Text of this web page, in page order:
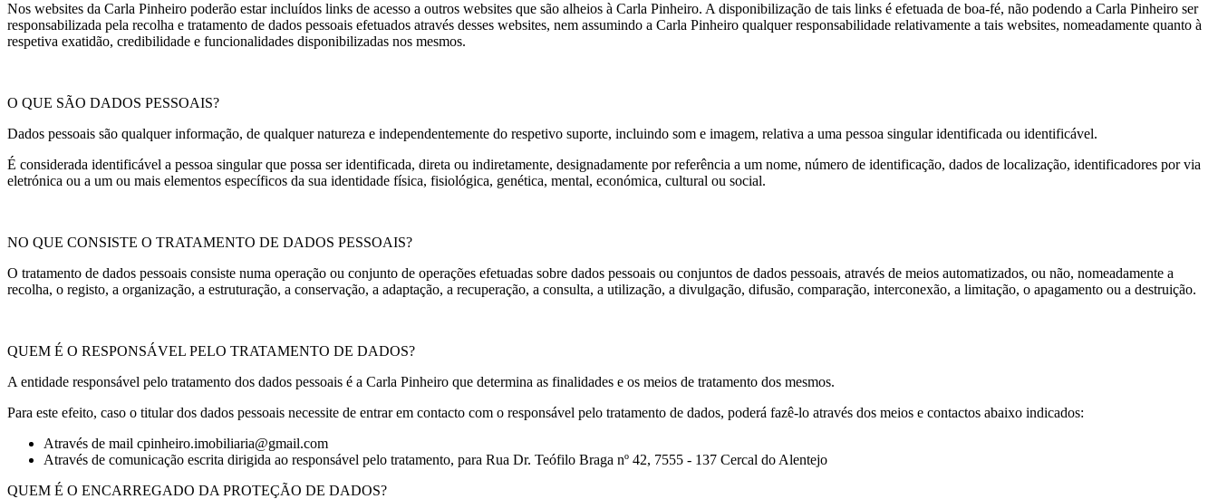
Nos websites da Carla Pinheiro poderão estar incluídos links de acesso a outros websites que são alheios à Carla Pinheiro. A disponibilização de tais links é efetuada de boa-fé, não podendo a Carla Pinheiro ser
responsabilizada pela recolha e tratamento de dados pessoais efetuados através desses websites, nem assumindo a Carla Pinheiro qualquer responsabilidade relativamente a tais websites, nomeadamente quanto à
respetiva exatidão, credibilidade e funcionalidades disponibilizadas nos mesmos.
O QUE SÃO DADOS PESSOAIS?
Dados pessoais são qualquer informação, de qualquer natureza e independentemente do respetivo suporte, incluindo som e imagem, relativa a uma pessoa singular identificada ou identificável.
É considerada identificável a pessoa singular que possa ser identificada, direta ou indiretamente, designadamente por referência a um nome, número de identificação, dados de localização, identificadores por via
eletrónica ou a um ou mais elementos específicos da sua identidade física, fisiológica, genética, mental, económica, cultural ou social.
NO QUE CONSISTE O TRATAMENTO DE DADOS PESSOAIS?
O tratamento de dados pessoais consiste numa operação ou conjunto de operações efetuadas sobre dados pessoais ou conjuntos de dados pessoais, através de meios automatizados, ou não, nomeadamente a
recolha, o registo, a organização, a estruturação, a conservação, a adaptação, a recuperação, a consulta, a utilização, a divulgação, difusão, comparação, interconexão, a limitação, o apagamento ou a destruição.
QUEM É O RESPONSÁVEL PELO TRATAMENTO DE DADOS?
A entidade responsável pelo tratamento dos dados pessoais é a Carla Pinheiro que determina as finalidades e os meios de tratamento dos mesmos.
Para este efeito, caso o titular dos dados pessoais necessite de entrar em contacto com o responsável pelo tratamento de dados, poderá fazê-lo através dos meios e contactos abaixo indicados:
Através de mail cpinheiro.imobiliaria@gmail.com
Através de comunicação escrita dirigida ao responsável pelo tratamento, para Rua Dr. Teófilo Braga nº 42, 7555 - 137 Cercal do Alentejo
QUEM É O ENCARREGADO DA PROTEÇÃO DE DADOS?